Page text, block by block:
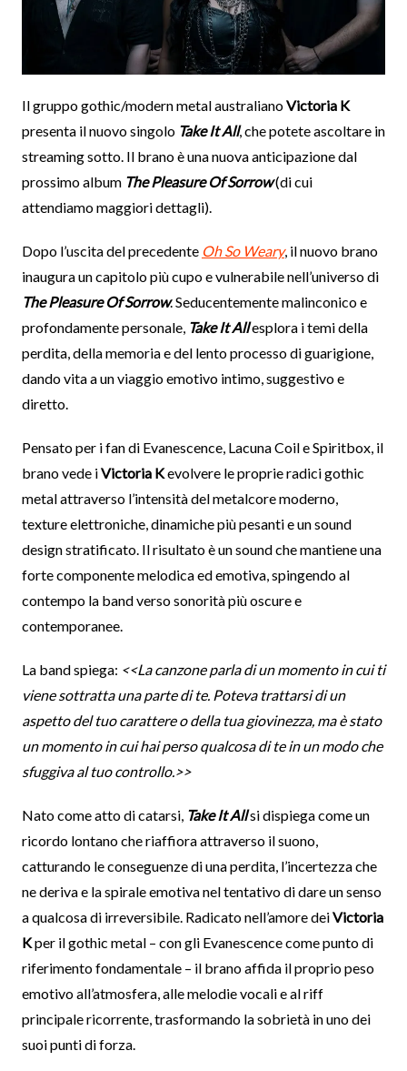
Il gruppo gothic/modern metal australianoVictoria K
presenta il nuovo singolo Take It All, che potete ascoltare in
streaming sotto. Il brano è una nuova anticipazione dal
prossimo album The Pleasure Of Sorrow(di cui
attendiamo maggiori dettagli).
Dopo l’uscita del precedente Oh So Weary, il nuovo brano
inaugura un capitolo più cupo e vulnerabile nell’universo di
The Pleasure Of Sorrow. Seducentemente malinconico e
profondamente personale, Take It Allesplora i temi della
perdita, della memoria e del lento processo di guarigione,
dando vita a un viaggio emotivo intimo, suggestivo e
diretto.
Pensato per i fan di Evanescence, Lacuna Coil e Spiritbox, il
brano vede iVictoria Kevolvere le proprie radici gothic
metal attraverso l’intensità del metalcore moderno,
texture elettroniche, dinamiche più pesanti e un sound
design stratificato. Il risultato è un sound che mantiene una
forte componente melodica ed emotiva, spingendo al
contempo la band verso sonorità più oscure e
contemporanee.
La band spiega: <<La canzone parla di un momento in cui ti
viene sottratta una parte di te. Poteva trattarsi di un
aspetto del tuo carattere o della tua giovinezza, ma è stato
un momento in cui hai perso qualcosa di te in un modo che
sfuggiva al tuo controllo.>>
Nato come atto di catarsi, Take It Allsi dispiega come un
ricordo lontano che riaffiora attraverso il suono,
catturando le conseguenze di una perdita, l’incertezza che
ne deriva e la spirale emotiva nel tentativo di dare un senso
a qualcosa di irreversibile. Radicato nell’amore deiVictoria
Kper il gothic metal – con gli Evanescence come punto di
riferimento fondamentale – il brano affida il proprio peso
emotivo all’atmosfera, alle melodie vocali e al riff
principale ricorrente, trasformando la sobrietà in uno dei
suoi punti di forza.